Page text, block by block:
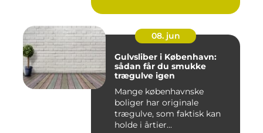
08. jun
Gulvsliber i København:
sådan får du smukke
trægulve igen
Mange københavnske
boliger har originale
trægulve, som faktisk kan
holde i årtier...